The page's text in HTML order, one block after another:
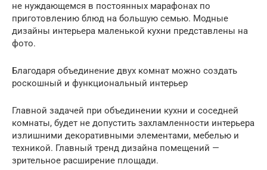
не нуждающемся в постоянных марафонах по
приготовлению блюд на большую семью. Модные
дизайны интерьера маленькой кухни представлены на
фото.
Благодаря объединение двух комнат можно создать
роскошный и функциональный интерьер
Главной задачей при объединении кухни и соседней
комнаты, будет не допустить захламленности интерьера
излишними декоративными элементами, мебелью и
техникой. Главный тренд дизайна помещений —
зрительное расширение площади.